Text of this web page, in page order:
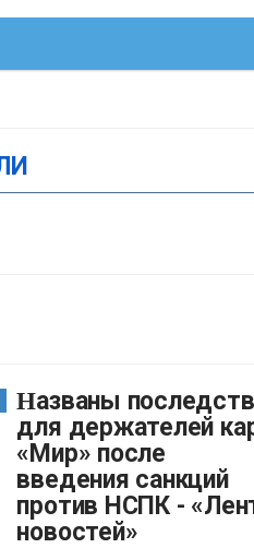
Названы последствия
для держателей
«Мир» после
введения санкций
против НСПК -
новостей»